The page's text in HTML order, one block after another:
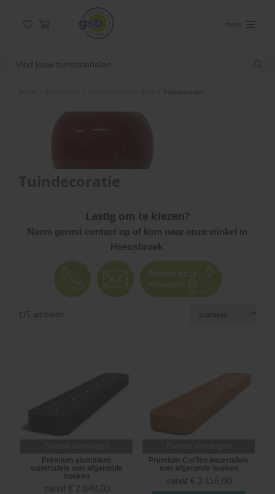
menu
Tuindecoratie
Lastig om te kiezen?
Neem gerust contact op of kom naar onze winkel in
Hoensbroek.
115 artikelen
Premium aluminium
watertafels met afgeronde
hoeken
vanaf € 2.848,00
Premium CorTen watertafels
met afgeronde hoeken
vanaf € 2.116,00